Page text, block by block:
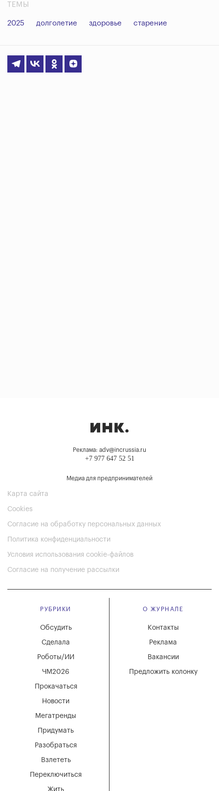
ТЕМЫ
2025 долголетие здоровье старение
Реклама: adv@incrussia.ru
+7 977 647 52 51
Медиа для предпринимателей
Карта сайта
Cookies
Согласие на обработку персональных данных
Политика конфиденциальности
Условия использования cookie-файлов
Согласие на получение рассылки
РУБРИКИ
Мегатренды
Придумать
Разобраться
Взлететь
Новости
Переключиться
Жить
Обсудить
Сделала
Роботы/ИИ
ЧМ2026
Прокачаться
О ЖУРНАЛЕ
Вакансии
Реклама
Контакты
Предложить колонку